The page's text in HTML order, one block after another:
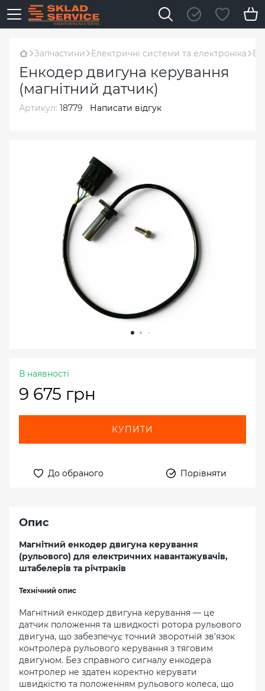
Запчастини Електричні системи та електроніка
Енкодер двигуна керування
(магнітний датчик)
Артикул: 18779 Написати відгук
В наявності
9 675 грн
КУПИТИ
До обраного Порівняти
Опис
Магнітний енкодер двигуна керування
(рульового) для електричних навантажувачів,
штабелерів та річтраків
Технічний опис
Магнітний енкодер двигуна керування — це
датчик положення та швидкості ротора рульового
двигуна, що забезпечує точний зворотній зв'язок
контролера рульового керування з тяговим
двигуном. Без справного сигналу енкодера
контролер не здатен коректно керувати
швидкістю та положенням рульового колеса, що